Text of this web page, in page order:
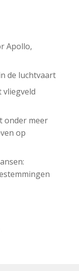
Apollo,
de luchtvaart
onder meer
op